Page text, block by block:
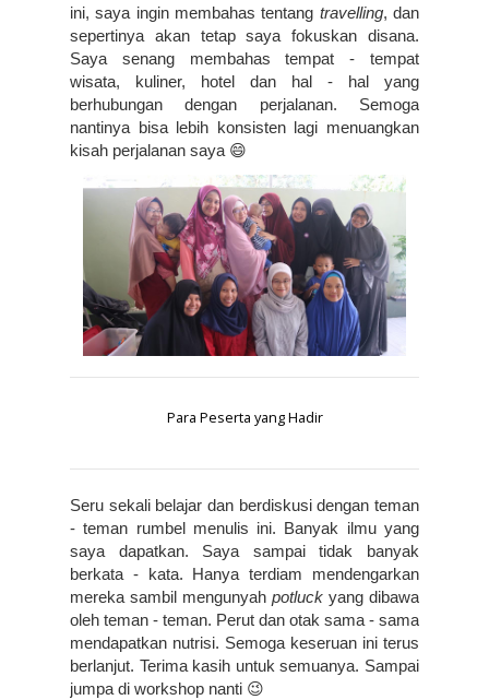
ini, saya ingin membahas tentang travelling, dan
sepertinya akan tetap saya fokuskan disana.
Saya senang membahas tempat - tempat
wisata, kuliner, hotel dan hal - hal yang
berhubungan dengan perjalanan. Semoga
nantinya bisa lebih konsisten lagi menuangkan
kisah perjalanan saya 😄
Para Peserta yang Hadir
Seru sekali belajar dan berdiskusi dengan teman
- teman rumbel menulis ini. Banyak ilmu yang
saya dapatkan. Saya sampai tidak banyak
berkata - kata. Hanya terdiam mendengarkan
mereka sambil mengunyah potluck yang dibawa
oleh teman - teman. Perut dan otak sama - sama
mendapatkan nutrisi. Semoga keseruan ini terus
berlanjut. Terima kasih untuk semuanya. Sampai
jumpa di workshop nanti 😉